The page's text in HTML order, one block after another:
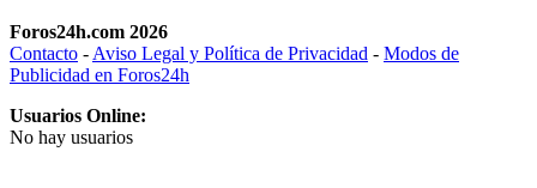
Foros24h.com 2026
Contacto - Aviso Legal y Política de Privacidad - Modos de
Publicidad en Foros24h
Usuarios Online:
No hay usuarios